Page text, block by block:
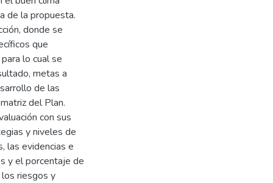
de la propuesta.
donde se
que
lo cual se
metas a
de las
del Plan.
con sus
y niveles de
las evidencias e
y el porcentaje de
riesgos y